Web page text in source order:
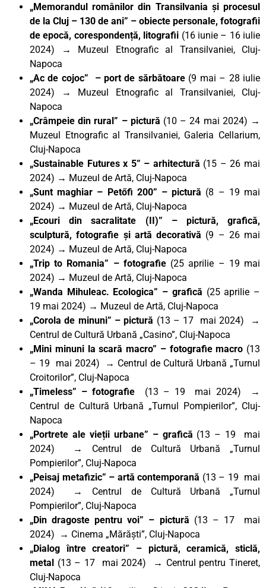
„Memorandul românilor din Transilvania și procesul
de la Cluj – 130 de ani” – obiecte personale, fotografii
de epocă, corespondență, litografii (16 iunie – 16 iulie
2024)
→ Muzeul Etnografic al Transilvaniei, Cluj-
Napoca
„Ac de cojoc” – port de sărbătoare (9 mai – 28 iulie
2024) → Muzeul Etnografic al Transilvaniei, Cluj-
Napoca
„Crâmpeie din rural” – pictură (10 – 24 mai 2024) →
Muzeul Etnografic al Transilvaniei, Galeria Cellarium,
Cluj-Napoca
„Sustainable Futures x 5” – arhitectură (15 – 26 mai
2024) → Muzeul de Artă, Cluj-Napoca
„Sunt maghiar – Petőfi 200” – pictură (8 – 19 mai
2024) → Muzeul de Artă, Cluj-Napoca
„Ecouri din sacralitate (II)”
– pictură, grafică,
sculptură, fotografie și artă decorativă (9 – 26 mai
2024) → Muzeul de Artă, Cluj-Napoca
„Trip to Romania” – fotografie(25 aprilie – 19 mai
2024) → Muzeul de Artă, Cluj-Napoca
„Wanda Mihuleac. Ecologica” – grafică (25 aprilie –
19 mai 2024) → Muzeul de Artă, Cluj-Napoca
„Corola de minuni” – pictură (13 – 17 mai 2024) →
Centrul de Cultură Urbană „Casino”, Cluj-Napoca
„Mini minuni la scară macro” – fotografie macro (13
– 19 mai 2024) → Centrul de Cultură Urbană „Turnul
Croitorilor”, Cluj-Napoca
„Timeless” – fotografie (13 – 19 mai 2024) →
Centrul de Cultură Urbană „Turnul Pompierilor”, Cluj-
Napoca
„Portrete ale vieții urbane” – grafică (13 – 19 mai
2024) → Centrul de Cultură Urbană „Turnul
Pompierilor”, Cluj-Napoca
„Peisaj metafizic” – artă contemporană (13 – 19 mai
2024) → Centrul de Cultură Urbană „Turnul
Pompierilor”, Cluj-Napoca
„Din dragoste pentru voi” – pictură (13 – 17 mai
2024) → Cinema „Mărăști”, Cluj-Napoca
„Dialog între creatori”
– pictură, ceramică, sticlă,
metal (13 – 17 mai 2024) → Centrul pentru Tineret,
Cluj-Napoca